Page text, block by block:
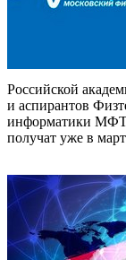
Российской
и аспирантов
информатики
получат уже в